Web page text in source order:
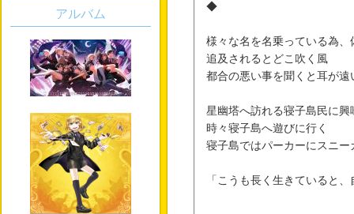
◆
様々な名を名乗っている為、
追及されるとどこ吹く風
都合の悪い事を聞くと耳が遠
星幽塔へ訪れる寝子島民に興
時々寝子島へ遊びに行く
寝子島ではパーカーにスニ
「こうも長く生きていると
アルバム